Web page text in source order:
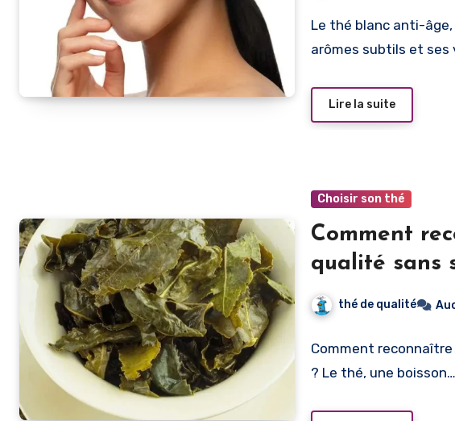
Le thé blanc anti-
arômes subtils et ses
Lire la suite
Choisir son thé
Comment
qualité sans
thé de qualité
Comment
? Le thé, une boisson…